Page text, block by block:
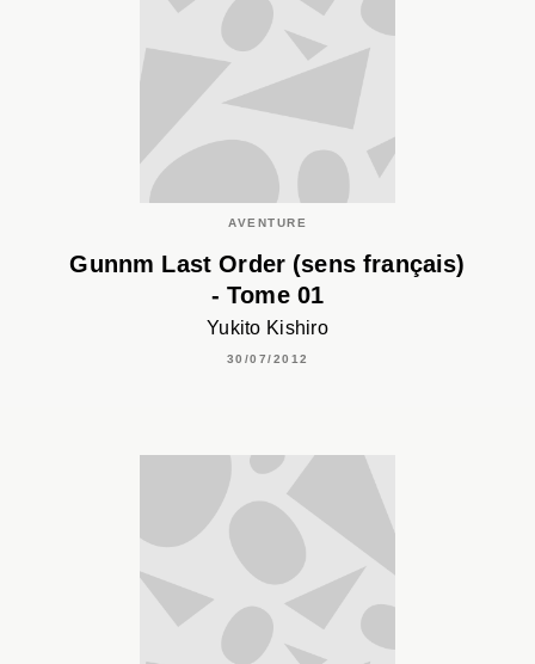
AVENTURE
Gunnm Last Order (sens français)
- Tome 01
Yukito Kishiro
30/07/2012